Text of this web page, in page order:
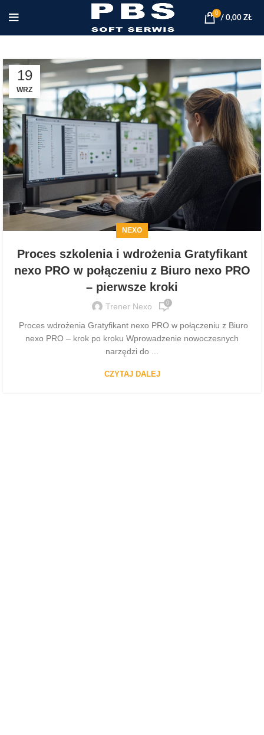
0
/ 0,00 ZŁ
19
WRZ
NEXO
Proces szkolenia i wdrożenia Gratyfikant
nexo PRO w połączeniu z Biuro nexo PRO
– pierwsze kroki
Trener Nexo 0
Proces wdrożenia Gratyfikant nexo PRO w połączeniu z Biuro
nexo PRO – krok po kroku Wprowadzenie nowoczesnych
narzędzi do ...
CZYTAJ DALEJ